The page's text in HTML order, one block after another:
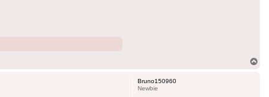
Bruno150960
Newbie